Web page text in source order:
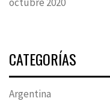
CATEGORÍAS
Argentina